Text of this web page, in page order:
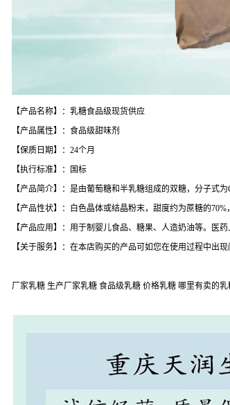
【产品名称】：乳糖食品级现货供应
【产品属性】：食品级甜味剂
【保质日期】：24个月
【执行标准】：国标
【产品简介】：是由葡萄糖和半乳糖组成的双糖，分子式
【产品性状】：白色晶体或结晶粉末，甜度约为蔗糖的
【产品应用】：用于制婴儿食品、糖果、人造奶油等。医
【关于服务】：在本店购买的产品可如您在使用过程中出
厂家乳糖 生产厂家乳糖 食品级乳糖 价格乳糖 哪里有卖的